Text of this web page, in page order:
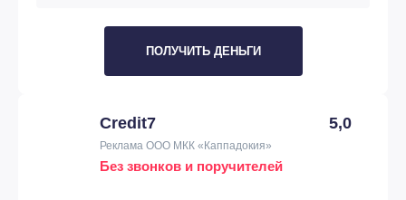
ПОЛУЧИТЬ ДЕНЬГИ
Credit7 5,0
Реклама ООО МКК «Каппадокия»
Без звонков и поручителей